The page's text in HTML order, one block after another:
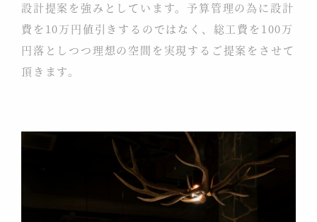
設計提案を強みとしています。予算管理の為に設計
費を10万円値引きするのではなく、総工費を100万
円落としつつ理想の空間を実現するご提案をさせて
頂きます。